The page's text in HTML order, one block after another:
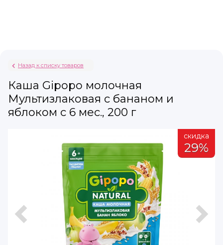
Назад к списку товаров
Каша Gipopo молочная
Мультизлаковая с бананом и
яблоком с 6 мес., 200 г
скидка
29%